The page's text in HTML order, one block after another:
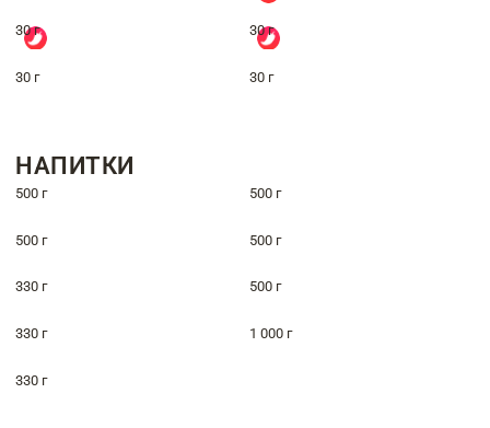
30 г 30 г
30 г 30 г
НАПИТКИ
500 г 500 г
500 г 500 г
330 г 500 г
330 г 1 000 г
330 г